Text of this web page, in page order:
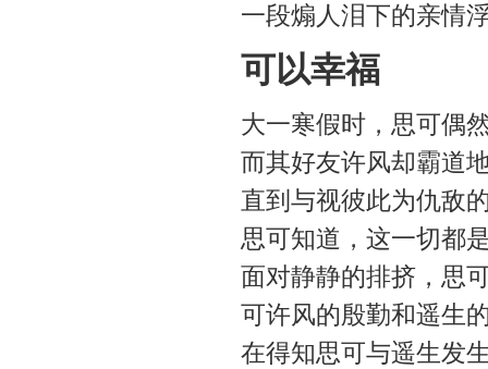
一段煽人泪下的亲
可以幸福
大一寒假时，思可偶
而其好友许风却霸道
直到与视彼此为仇敌
思可知道，这一切都
面对静静的排挤，思
可许风的殷勤和遥生
在得知思可与遥生发